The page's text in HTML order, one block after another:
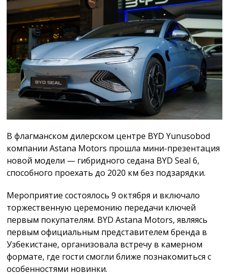
В флагманском дилерском центре BYD Yunusobod
компании Astana Motors прошла мини-презентация
новой модели — гибридного седана BYD Seal 6,
способного проехать до 2020 км без подзарядки.
Мероприятие состоялось 9 октября и включало
торжественную церемонию передачи ключей
первым покупателям. BYD Astana Motors, являясь
первым официальным представителем бренда в
Узбекистане, организовала встречу в камерном
формате, где гости смогли ближе познакомиться с
особенностями новинки.